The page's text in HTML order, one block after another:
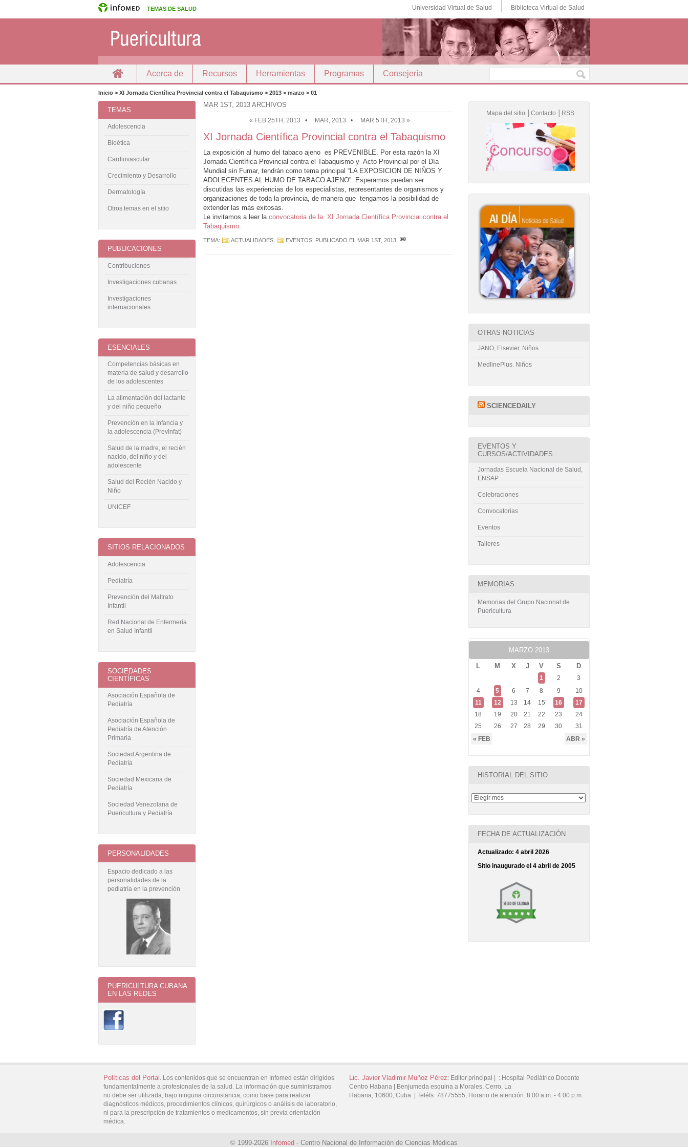
TEMAS DE SALUD Universidad Virtual de Salud Biblioteca Virtual de Salud
Acerca de Recursos Herramientas Programas Consejería
Docencia
Inicio > XI Jornada Científica Provincial contra el Tabaquismo > 2013 > marzo > 01
MAR 1ST, 2013 ARCHIVOS
« FEB 25TH, 2013 • MAR, 2013 • MAR 5TH, 2013 »
XI Jornada Científica Provincial contra el Tabaquismo
La exposición al humo del tabaco ajeno es PREVENIBLE. Por esta razón la XI
Jornada Científica Provincial contra el Tabaquismo y Acto Provincial por el Día
Mundial sin Fumar, tendrán como tema principal “LA EXPOSICION DE NIÑOS Y
ADOLECENTES AL HUMO DE TABACO AJENO”. Esperamos puedan ser
discutidas las experiencias de los especialistas, representantes de organismos y
organizaciones de toda la provincia, de manera que tengamos la posibilidad de
extender las más exitosas.
Le invitamos a leer la convocatoria de la XI Jornada Científica Provincial contra el
Tabaquismo.
TEMA: ACTUALIDADES, EVENTOS. PUBLICADO EL MAR 1ST, 2013.
TEMAS
Adolescencia
Bioética
Cardiovascular
Crecimiento y Desarrollo
Dermatología
Otros temas en el sitio
PUBLICACIONES
Contribuciones
Investigaciones cubanas
Investigaciones
internacionales
ESENCIALES
Competencias básicas en
materia de salud y desarrollo
de los adolescentes
La alimentación del lactante
y del niño pequeño
Prevención en la Infancia y
la adolescencia (PrevInfat)
Salud de la madre, el recién
nacido, del niño y del
adolescente
Salud del Recién Nacido y
Niño
UNICEF
SITIOS RELACIONADOS
Adolescencia
Pediatría
Prevención del Maltrato
Infantil
Red Nacional de Enfermería
en Salud Infantil
SOCIEDADES
CIENTÍFICAS
Asociación Española de
Pediatría
Asociación Española de
Pediatría de Atención
Primaria
Sociedad Argentina de
Pediatría
Sociedad Mexicana de
Pediatría
Sociedad Venezolana de
Puericultura y Pediatría
PERSONALIDADES
Espacio dedicado a las
personalidades de la
pediatría en la prevención
PUERICULTURA CUBANA
EN LAS REDES
Mapa del sitio │Contacto RSS
OTRAS NOTICIAS
JANO, Elsevier. Niños
MedlinePlus. Niños
SCIENCEDAILY
EVENTOS Y
CURSOS/ACTIVIDADES
Jornadas Escuela Nacional de Salud,
ENSAP
Celebraciones
Convocatorias
Eventos
Talleres
MEMORIAS
Memorias del Grupo Nacional de
Puericultura
MARZO 2013
L M X J V S D
« FEB ABR »
1 2
3
4
5 6 7 8 9
10
11
12 13 14 15 16
17
18
19 20 21 22 23
24
25
26 27 28 29 30 31
HISTORIAL DEL SITIO
FECHA DE ACTUALIZACIÓN
Actualizado: 4 abril 2026
Sitio inaugurado el 4 abril de 2005
Lic. Javier Vladimir Muñoz Pérez: Editor principal | : Hospital Pediátrico Docente
Centro Habana |
Benjumeda esquina a Morales, Cerro, La
Habana, 10600, Cuba Teléfs: 78775555, Horario de atención: 8:00 a.m. - 4:00 p.m.
Políticas del Portal . Los contenidos que se encuentran en Infomed están dirigidos
fundamentalmente a profesionales de la salud. La información que suministramos
no debe ser utilizada, bajo ninguna circunstancia, como base para realizar
diagnósticos médicos, procedimientos clínicos, quirúrgicos o análisis de laboratorio,
ni para la prescripción de tratamientos o medicamentos, sin previa orientación
médica.
© 1999-2026 Infomed - Centro Nacional de Información de Ciencias Médicas